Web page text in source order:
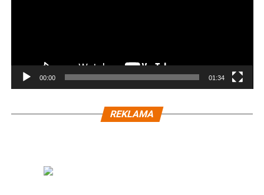
00:00 01:34
REKLAMA